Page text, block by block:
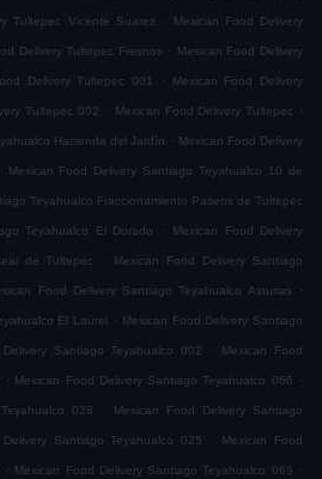
Tultepec Vicente Suarez . Mexican Food Delivery
Delivery Tultepec Fresnos . Mexican Food Delivery
Delivery Tultepec 001 . Mexican Food Delivery
Tultepec 002 . Mexican Food Delivery Tultepec .
Hacienda del Jardín . Mexican Food Delivery
. Mexican Food Delivery Santiago Teyahualco 10 de
Teyahualco Fraccionamiento Paseos de Tultepec
Teyahualco El Dorado . Mexican Food Delivery
de Tultepec . Mexican Food Delivery Santiago
Food Delivery Santiago Teyahualco Asturias .
El Laurel . Mexican Food Delivery Santiago
Santiago Teyahualco 002 . Mexican Food
. Mexican Food Delivery Santiago Teyahualco 066 .
028 . Mexican Food Delivery Santiago
Santiago Teyahualco 025 . Mexican Food
. Mexican Food Delivery Santiago Teyahualco 069 .